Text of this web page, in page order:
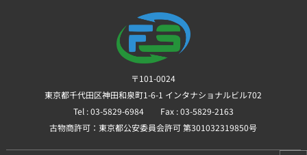
〒101-0024
東京都千代田区神田和泉町1-6-1 インタナショナルビル702
Tel : 03-5829-6984 Fax : 03-5829-2163
古物商許可：東京都公安委員会許可 第301032319850号